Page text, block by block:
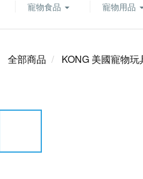
寵物食品 寵物用品
全部商品 KONG 美國寵物玩